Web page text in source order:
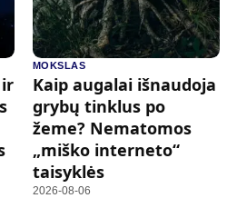
MOKSLAS
Kaip augalai išnaudoja
grybų tinklus po
žeme? Nematomos
„miško interneto“
taisyklės
2026-08-06